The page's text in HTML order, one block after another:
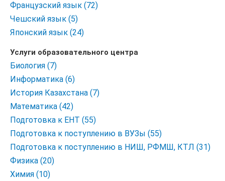
Французский язык (72)
Чешский язык (5)
Японский язык (24)
Услуги образовательного центра
Биология (7)
Информатика (6)
История Казахстана (7)
Математика (42)
Подготовка к ЕНТ (55)
Подготовка к поступлению в ВУЗы (55)
Подготовка к поступлению в НИШ, РФМШ, КТЛ (31)
Физика (20)
Химия (10)